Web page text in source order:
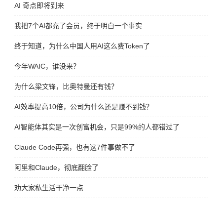
AI 奇点即将到来
我把7个AI都充了会员，终于明白一个事实
终于知道，为什么中国人用AI这么费Token了
今年WAIC，谁没来？
为什么梁文锋，比奥特曼还有钱？
AI效率提高10倍，公司为什么还是赚不到钱？
AI智能体其实是一次创富机会，只是99%的人都错过了
Claude Code再强，也有这7件事做不了
阿里和Claude，彻底翻脸了
劝大家私生活干净一点